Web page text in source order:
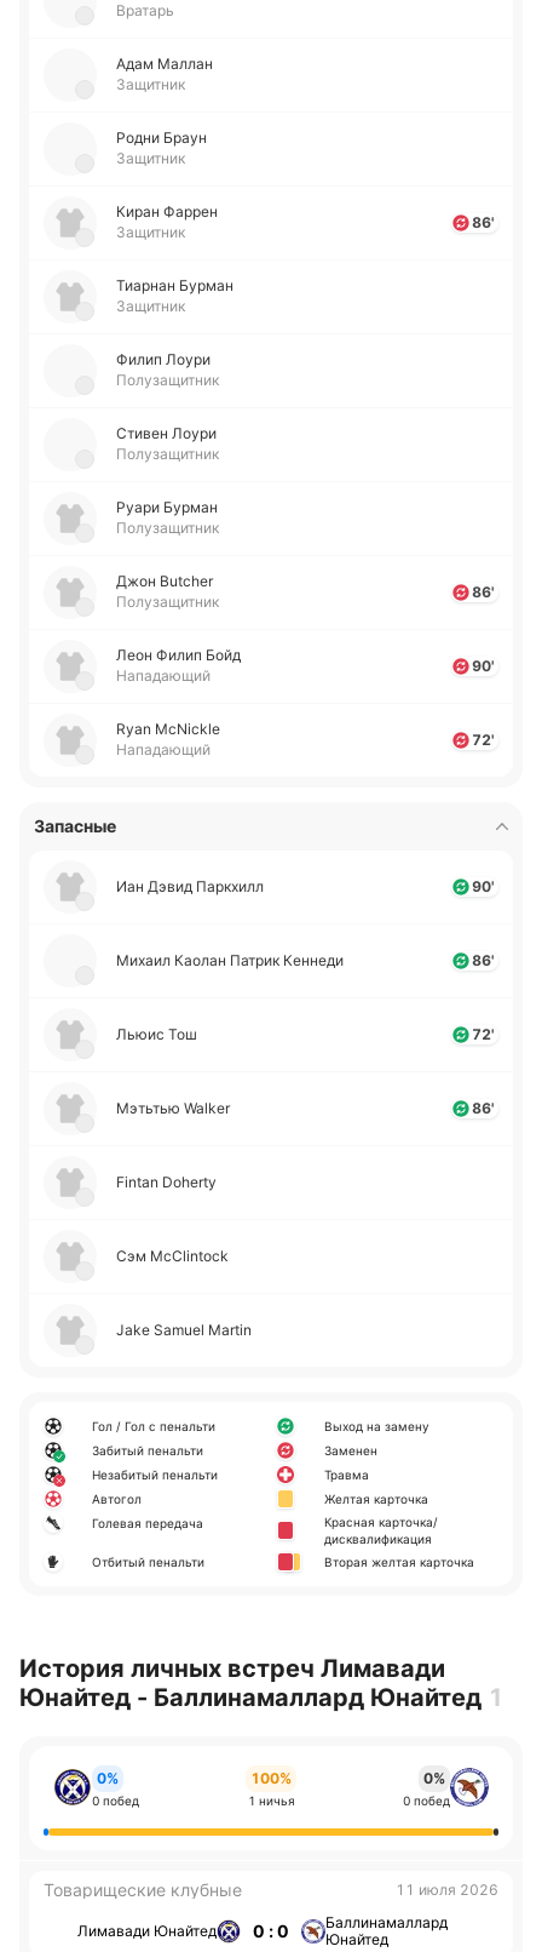
Вратарь
Адам Маллан
Защитник
Родни Браун
Защитник
Киран Фаррен
Защитник
86'
Тиа­рнан Бурман
Защитник
Филип Лоури
Полузащитник
Стивен Лоури
Полузащитник
Руари Бурман
Полузащитник
Джон Butcher
Полузащитник
86'
Леон Филип Бойд
Нападающий
90'
Ryan McNickle
Нападающий
72'
Запасные
Иан Дэвид Па­ркхилл 90'
Михаил Каолан Патрик Ке­нне­ди 86'
Льюис Тош 72'
Мэ­тьтью Walker 86'
Fintan Doherty
Сэм McClintock
Jake Samuel Martin
Гол / Гол с пенальти
Забитый пенальти
Незабитый пенальти
Автогол
Голевая передача
Отбитый пенальти
Выход на замену
Заменен
Травма
Желтая карточка
Красная карточка/
дисквалификация
Вторая желтая карточка
История личных встреч Лимавади
Юнайтед - Баллинамаллард Юнайтед 1
0%
0 побед
100%
1 ничья
0%
0 побед
Товарищеские клубные 11 июля 2026
Лимавади Юнайтед 0 : 0
Баллинамаллард
Юнайтед